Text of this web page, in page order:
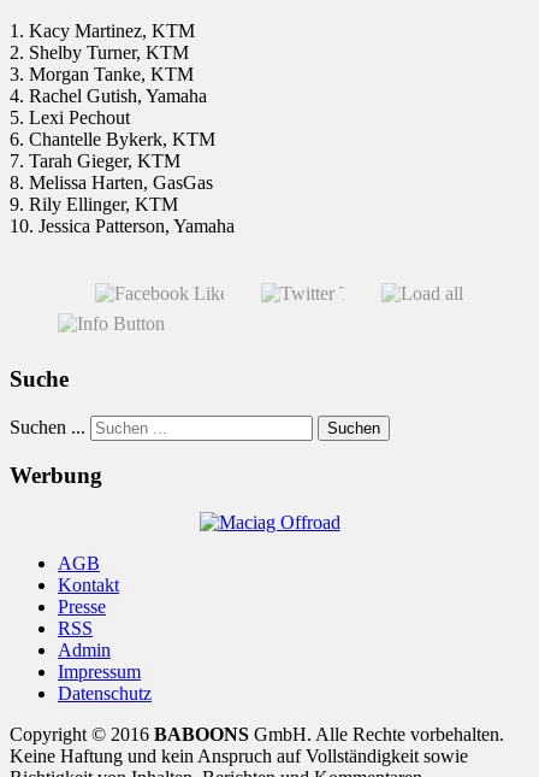
1. Kacy Martinez, KTM
2. Shelby Turner, KTM
3. Morgan Tanke, KTM
4. Rachel Gutish, Yamaha
5. Lexi Pechout
6. Chantelle Bykerk, KTM
7. Tarah Gieger, KTM
8. Melissa Harten, GasGas
9. Rily Ellinger, KTM
10. Jessica Patterson, Yamaha
Suche
Suchen ... Suchen
Werbung
AGB
Kontakt
Presse
RSS
Admin
Impressum
Datenschutz
Copyright © 2016 BABOONS GmbH. Alle Rechte vorbehalten.
Keine Haftung und kein Anspruch auf Vollständigkeit sowie